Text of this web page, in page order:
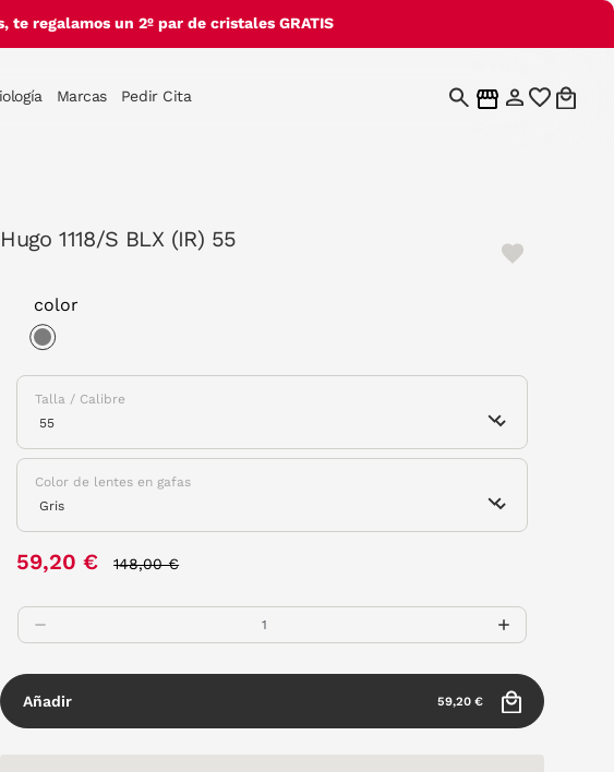
regalamos un 2º par de cristales GRATIS
Marcas Pedir Cita
Hugo 1118/S BLX (IR) 55
color
Talla / Calibre
Color de lentes en gafas
59,20 € 148,00 €
Añadir 59,20 €